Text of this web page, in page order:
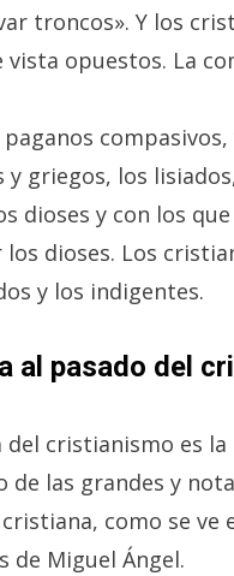
troncos». Y los
opuestos. La
y griegos, los
dioses y con los
dioses. Los
y los indigentes.
al pasado del
del cristianismo es
de las grandes y
como se ve
de Miguel Ángel.